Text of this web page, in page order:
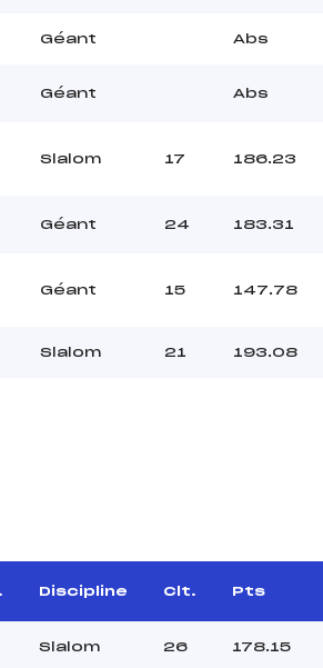
Géant Abs
Géant Abs
Slalom 17 186.23
Géant 24 183.31
Géant 15 147.78
Slalom 21 193.08
Discipline Clt. Pts
Slalom 26 178.15